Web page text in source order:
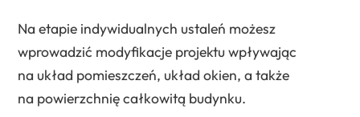
Na etapie indywidualnych ustaleń możesz
wprowadzić modyfikacje projektu wpływając
na układ pomieszczeń, układ okien, a także
na powierzchnię całkowitą budynku.